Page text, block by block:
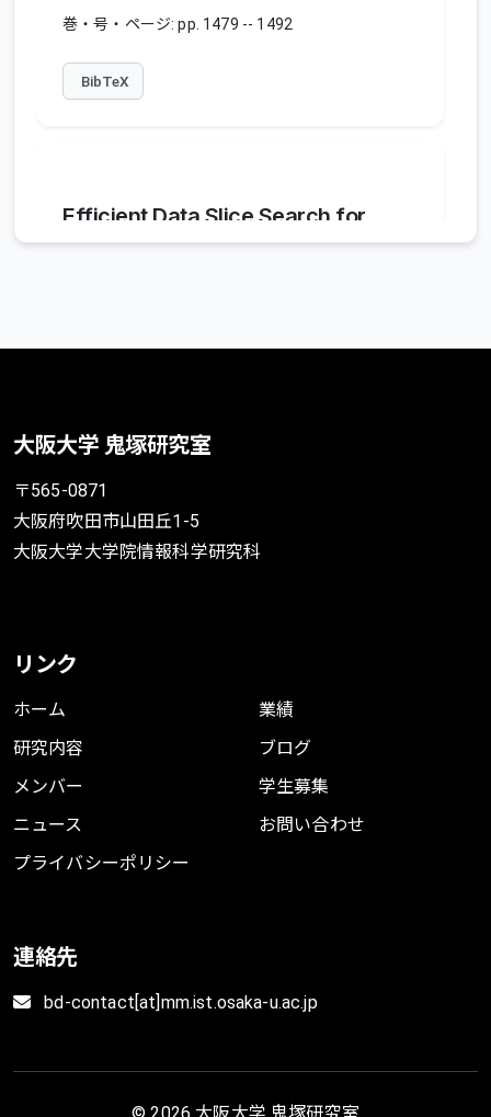
巻・号・ページ: pp. 1479 -- 1492
BibTeX
Efficient Data Slice Search for
Exceptional View Detection
Optimization, Languages and Analytical
BibTeX
Junya Takayama
Dialog System Technology Challenge 6
(DSTC6) Workshop
2017
大阪大学 鬼塚研究室
〒565-0871
大阪府吹田市山田丘1-5
大阪大学大学院情報科学研究科
リンク
ホーム
研究内容
メンバー
ニュース
プライバシーポリシー
業績
ブログ
学生募集
お問い合わせ
連絡先
bd-contact[at]mm.ist.osaka-u.ac.jp